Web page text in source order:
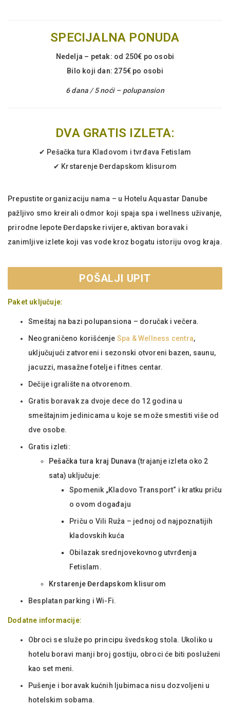
SPECIJALNA PONUDA
Nedelja – petak: od 250€ po osobi
Bilo koji dan: 275€ po osobi
6 dana / 5 noći – polupansion
DVA GRATIS IZLETA:
✔ Pešačka tura Kladovom i tvrđava Fetislam
✔ Krstarenje Đerdapskom klisurom
Prepustite organizaciju nama – u Hotelu Aquastar Danube
pažljivo smo kreirali odmor koji spaja spa i wellness uživanje,
prirodne lepote Đerdapske rivijere, aktivan boravak i
zanimljive izlete koji vas vode kroz bogatu istoriju ovog kraja.
POŠALJI UPIT
Paket uključuje:
Smeštaj na bazi polupansiona – doručak i večera.
Neograničeno korišćenje Spa & Wellness centra,
uključujući zatvoreni i sezonski otvoreni bazen, saunu,
jacuzzi, masažne fotelje i fitnes centar.
Dečije igralište na otvorenom.
Gratis boravak za dvoje dece do 12 godina u
smeštajnim jedinicama u koje se može smestiti više od
dve osobe.
Gratis izleti:
Pešačka tura kraj Dunava (trajanje izleta oko 2
sata) uključuje:
Spomenik „Kladovo Transport“ i kratku priču
o ovom događaju
Priču o Vili Ruža – jednoj od najpoznatijih
kladovskih kuća
Obilazak srednjovekovnog utvrđenja
Fetislam.
Krstarenje Đerdapskom klisurom
Besplatan parking i Wi-Fi.
Dodatne informacije:
Obroci se služe po principu švedskog stola. Ukoliko u
hotelu boravi manji broj gostiju, obroci će biti posluženi
kao set meni.
Pušenje i boravak kućnih ljubimaca nisu dozvoljeni u
hotelskim sobama.